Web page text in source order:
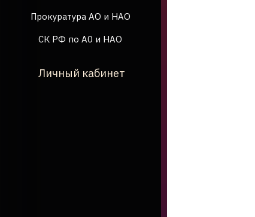
Прокуратура АО и НАО
СК РФ по А0 и НАО
Личный кабинет